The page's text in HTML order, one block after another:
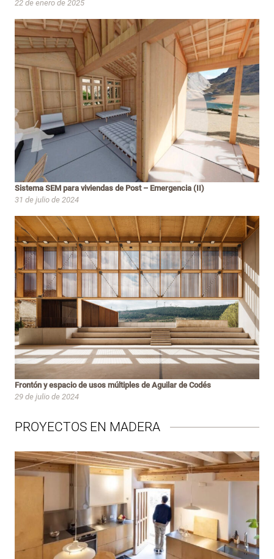
22 de enero de 2025
Sistema SEM para viviendas de Post – Emergencia (II)
31 de julio de 2024
Frontón y espacio de usos múltiples de Aguilar de Codés
29 de julio de 2024
PROYECTOS EN MADERA